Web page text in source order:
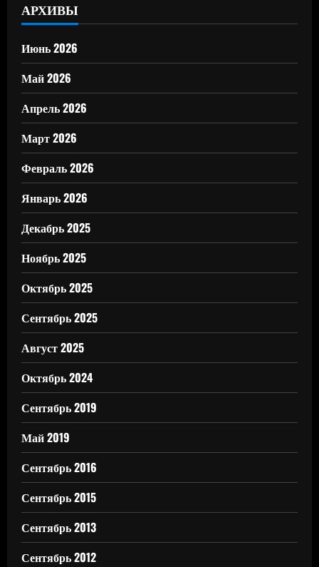
АРХИВЫ
Июнь 2026
Май 2026
Апрель 2026
Март 2026
Февраль 2026
Январь 2026
Декабрь 2025
Ноябрь 2025
Октябрь 2025
Сентябрь 2025
Август 2025
Октябрь 2024
Сентябрь 2019
Май 2019
Сентябрь 2016
Сентябрь 2015
Сентябрь 2013
Сентябрь 2012